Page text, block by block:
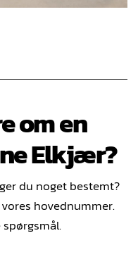
om en
Elkjær?
du noget bestemt?
hovednummer.